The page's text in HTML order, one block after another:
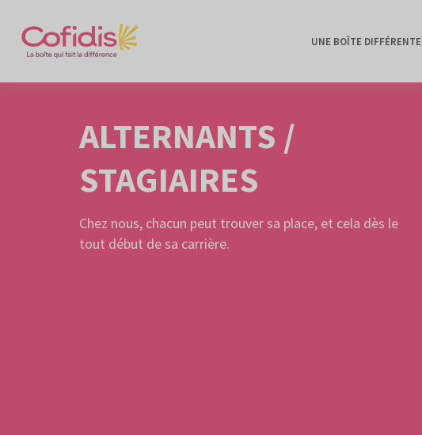
UNE BOÎTE DIFFÉRENTE
ALTERNANTS /
STAGIAIRES
Chez nous, chacun peut trouver sa place, et cela dès le
tout début de sa carrière.